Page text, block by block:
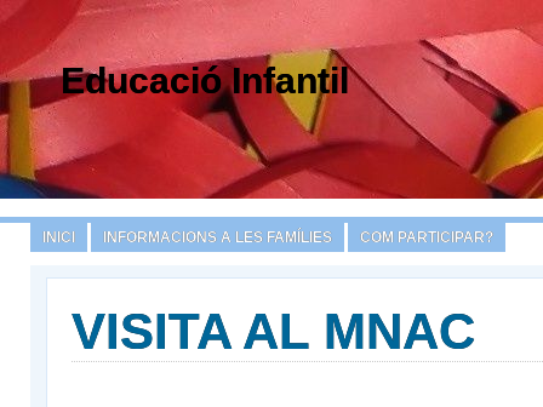
Educació Infantil
INICI INFORMACIONS A LES FAMÍLIES COM PARTICIPAR?
VISITA AL MNAC